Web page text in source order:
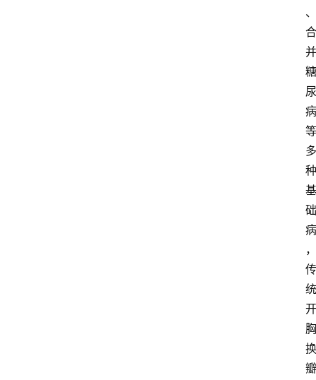
、
合
并
糖
尿
病
等
多
种
基
础
病
，
传
统
开
胸
换
瓣